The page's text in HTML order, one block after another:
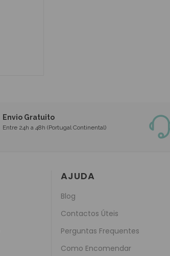
Envio Gratuito
Entre 24h a 48h (Portugal Continental)
AJUDA
Blog
Contactos Úteis
Perguntas Frequentes
Como Encomendar